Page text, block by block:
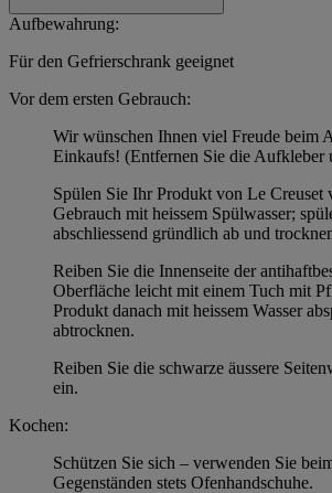
Aufbewahrung:
Für den Gefrierschrank geeignet
Vor dem ersten Gebrauch:
Wir wünschen Ihnen viel Freude beim
Einkaufs! (Entfernen Sie die Aufkleber
Spülen Sie Ihr Produkt von Le Creuset
Gebrauch mit heissem Spülwasser;
abschliessend gründlich ab und
Reiben Sie die Innenseite der
Oberfläche leicht mit einem Tuch mit
Produkt danach mit heissem Wasser
abtrocknen.
Reiben Sie die schwarze äussere
ein.
Kochen:
Schützen Sie sich – verwenden Sie
Gegenständen stets Ofenhandschuhe.